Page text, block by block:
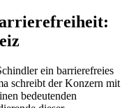
ein barrierefreies
schreibt der Konzern mit
bedeutenden